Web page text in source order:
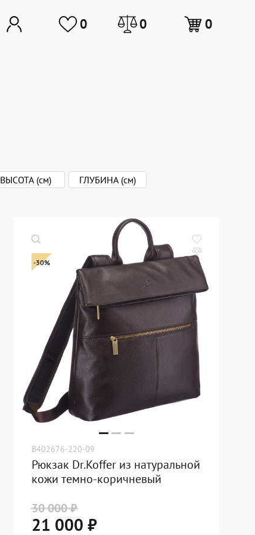
0 0 0
ВЫСОТА (см) ГЛУБИНА (см)
до
-30%
B402676-220-09
Рюкзак Dr.Koffer из натуральной
кожи темно-коричневый
30 000 ₽
21 000 ₽